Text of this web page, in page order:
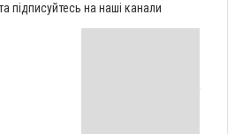
підписуйтесь на наші канали